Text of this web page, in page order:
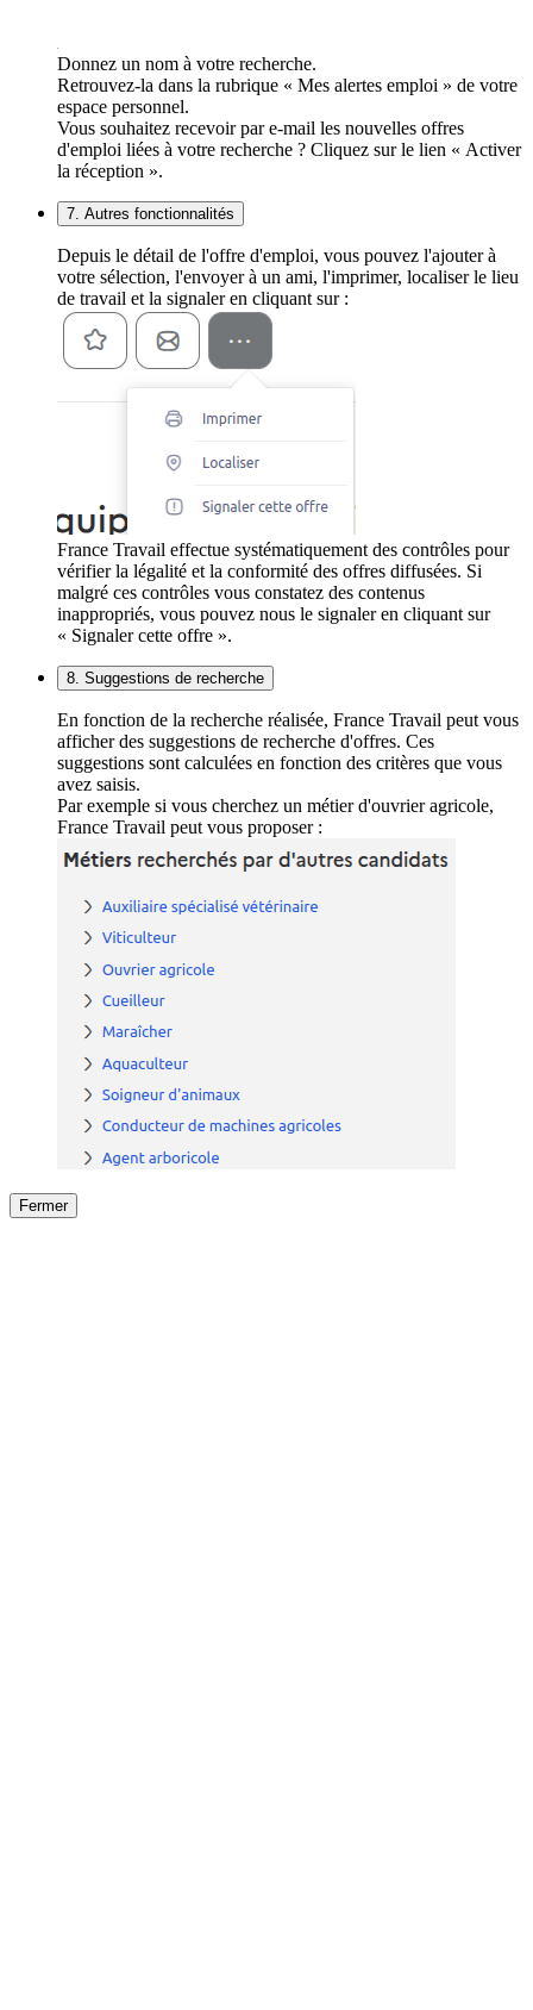
Donnez un nom à votre recherche.
Retrouvez-la dans la rubrique « Mes alertes emploi » de votre
espace personnel.
Vous souhaitez recevoir par e-mail les nouvelles offres
d'emploi liées à votre recherche ? Cliquez sur le lien « Activer
la réception ».
7. Autres fonctionnalités
Depuis le détail de l'offre d'emploi, vous pouvez l'ajouter à
votre sélection, l'envoyer à un ami, l'imprimer, localiser le lieu
de travail et la signaler en cliquant sur :
France Travail effectue systématiquement des contrôles pour
vérifier la légalité et la conformité des offres diffusées. Si
malgré ces contrôles vous constatez des contenus
inappropriés, vous pouvez nous le signaler en cliquant sur
« Signaler cette offre ».
8. Suggestions de recherche
En fonction de la recherche réalisée, France Travail peut vous
afficher des suggestions de recherche d'offres. Ces
suggestions sont calculées en fonction des critères que vous
avez saisis.
Par exemple si vous cherchez un métier d'ouvrier agricole,
France Travail peut vous proposer :
Fermer